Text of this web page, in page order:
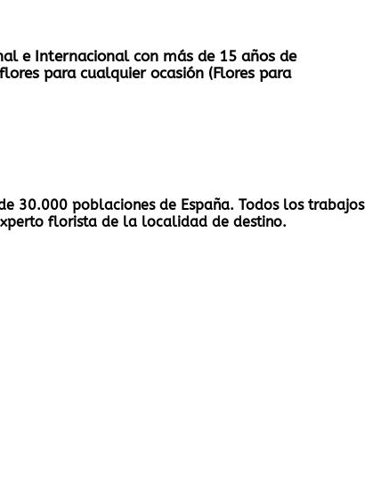
e Internacional con más de 15 años de
para cualquier ocasión (Flores para
30.000 poblaciones de España. Todos los trabajos
florista de la localidad de destino.